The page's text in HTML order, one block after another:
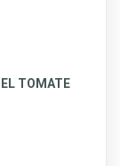
TOMATE